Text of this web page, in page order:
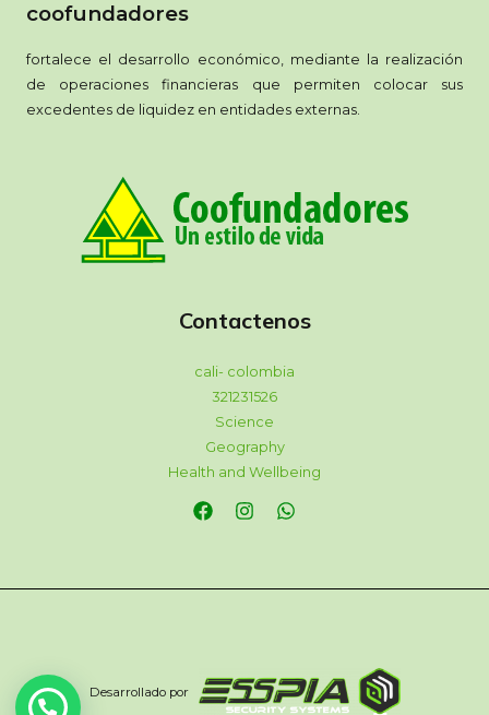
coofundadores
fortalece el desarrollo económico, mediante la realización
de operaciones financieras que permiten colocar sus
excedentes de liquidez en entidades externas.
Contactenos
cali- colombia
321231526
Science
Geography
Health and Wellbeing
Desarrollado por